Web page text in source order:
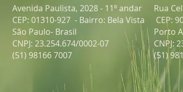
Avenida Paulista, 2028 - 11º andar
CEP: 01310-927 - Bairro: Bela Vista
São Paulo- Brasil
CNPJ: 23.254.674/0002-07
(51) 98166 7007
Rua
CEP:
Porto
CNPJ:
(51)